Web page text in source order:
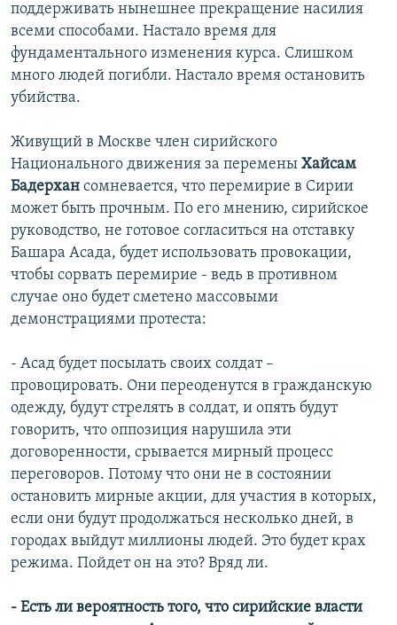
поддерживать нынешнее прекращение насилия
всеми способами. Настало время для
фундаментального изменения курса. Слишком
много людей погибли. Настало время остановить
убийства.
Живущий в Москве член сирийского
Национального движения за перемены Хайсам
Бадерхан сомневается, что перемирие в Сирии
может быть прочным. По его мнению, сирийское
руководство, не готовое согласиться на отставку
Башара Асада, будет использовать провокации,
чтобы сорвать перемирие - ведь в противном
случае оно будет сметено массовыми
демонстрациями протеста:
- Асад будет посылать своих солдат –
провоцировать. Они переоденутся в гражданскую
одежду, будут стрелять в солдат, и опять будут
говорить, что оппозиция нарушила эти
договоренности, срывается мирный процесс
переговоров. Потому что они не в состоянии
остановить мирные акции, для участия в которых,
если они будут продолжаться несколько дней, в
городах выйдут миллионы людей. Это будет крах
режима. Пойдет он на это? Вряд ли.
- Есть ли вероятность того, что сирийские власти